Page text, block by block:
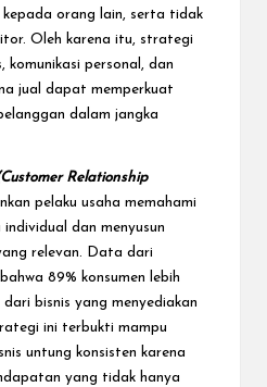
kepada orang lain, serta tidak
Oleh karena itu, strategi
personal, dan
jual dapat memperkuat
dalam jangka
Relationship
pelaku usaha memahami
individual dan menyusun
relevan. Data dari
89% konsumen lebih
bisnis yang menyediakan
ini terbukti mampu
untung konsisten karena
yang tidak hanya